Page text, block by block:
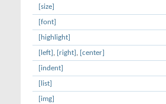
[size]
[font]
[highlight]
[left] , [right] , [center]
[indent]
[list]
[img]